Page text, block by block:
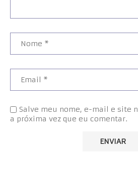
Salve meu nome, e-mail e site
a próxima vez que eu comentar.